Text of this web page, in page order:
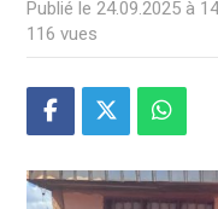
Publié le 24.09.2025 à
116 vues